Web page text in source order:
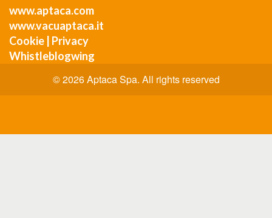
www.aptaca.com
www.vacuaptaca.it
Cookie Privacy
Whistleblogwing
© 2026 Aptaca Spa. All rights reserved